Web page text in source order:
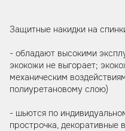
Защитные накидки на
- обладают высокими
экокожи не выгорает;
механическим
полиуретановому слою)
- шьются по
прострочка, декоративные